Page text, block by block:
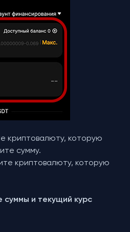
криптовалюту, которую
сумму.
криптовалюту, которую
суммы и текущий курс